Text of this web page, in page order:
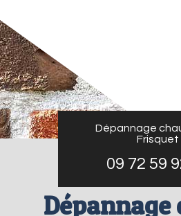
Dépannage
Frisquet
09 72 59